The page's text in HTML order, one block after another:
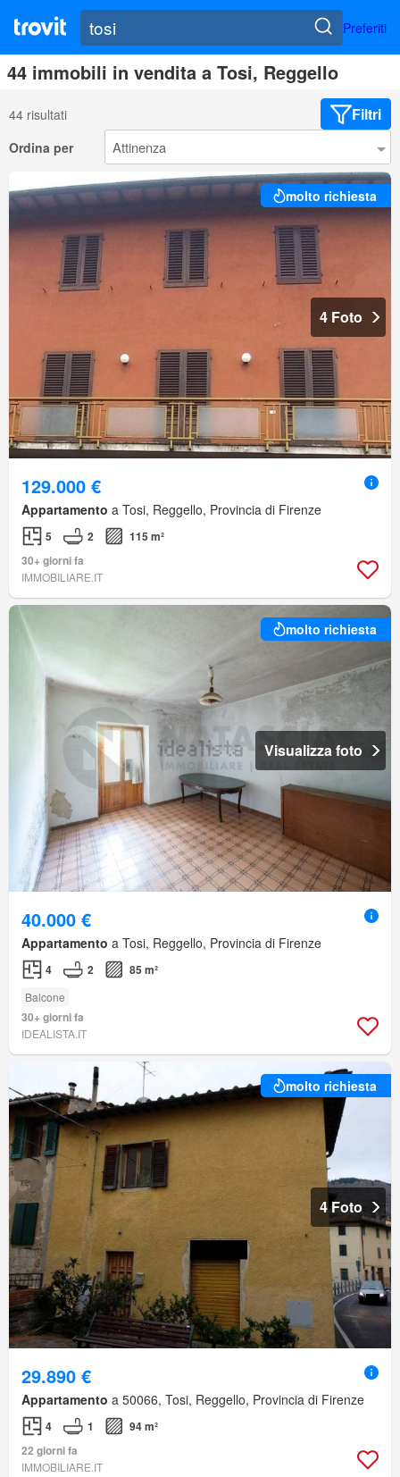
Preferiti
44 immobili in vendita a Tosi, Reggello
44 risultati Filtri
Ordina per
molto richiesta
4 Foto
129.000 €
Appartamento a Tosi, Reggello, Provincia di Firenze
5 2
115 m²
30+ giorni fa
IMMOBILIARE.IT
molto richiesta
Visualizza foto
40.000 €
Appartamento a Tosi, Reggello, Provincia di Firenze
4 2 85 m²
Balcone
30+ giorni fa
IDEALISTA.IT
molto richiesta
4 Foto
29.890 €
Appartamento a 50066, Tosi, Reggello, Provincia di Firenze
4 1
94 m²
22 giorni fa
IMMOBILIARE.IT